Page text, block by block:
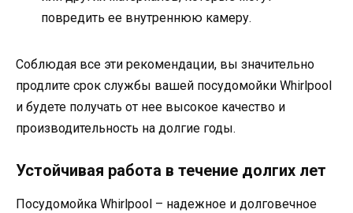
повредить ее внутреннюю камеру.
Соблюдая все эти рекомендации, вы значительно
продлите срок службы вашей посудомойки Whirlpool
и будете получать от нее высокое качество и
производительность на долгие годы.
Устойчивая работа в течение долгих лет
Посудомойка Whirlpool – надежное и долговечное